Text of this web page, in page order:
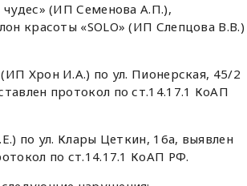
чудес» (ИП Семенова А.П.),
красоты «SOLO» (ИП Слепцова В.В.)
Хрон И.А.) по ул. Пионерская, 45/2
протокол по ст.14.17.1 КоАП
по ул. Клары Цеткин, 16а, выявлен
по ст.14.17.1 КоАП РФ.